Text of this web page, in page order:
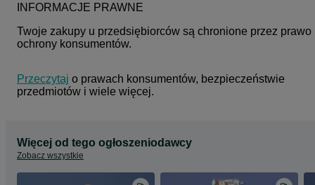
INFORMACJE PRAWNE
Twoje zakupy u przedsiębiorców są chronione przez prawo
ochrony konsumentów.
Przeczytaj o prawach konsumentów, bezpieczeństwie
przedmiotów i wiele więcej.
Więcej od tego ogłoszeniodawcy
Zobacz wszystkie